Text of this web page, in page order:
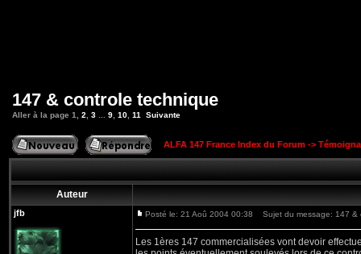
147 & controle technique
Aller à la page 1 2 3 9 10 11 Suivante
ALFA 147 France Index du Forum ->
Auteur
jfb Posté le: 21 Aoû 2004 00:38 Sujet du message: 147 &
Les 1ères 147 commercialisées vont devoir